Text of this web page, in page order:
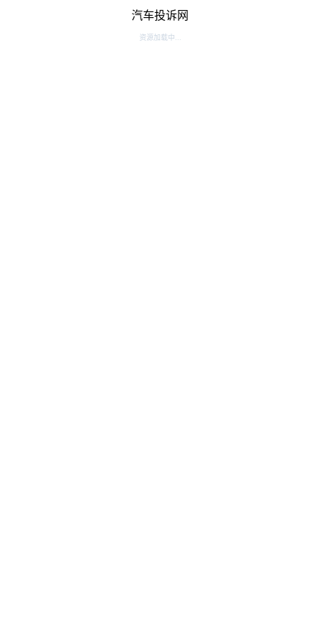
汽车投诉网
资源加载中...